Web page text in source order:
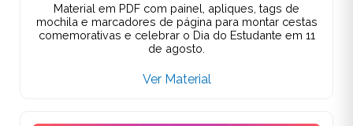
Material em PDF com painel, apliques, tags de
mochila e marcadores de página para montar cestas
comemorativas e celebrar o Dia do Estudante em 11
de agosto.
Ver Material